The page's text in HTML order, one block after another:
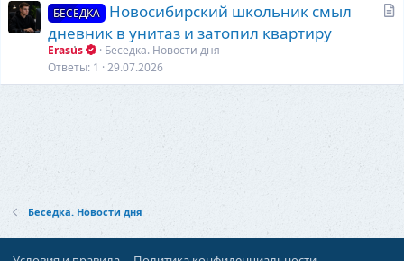
ь
БЕСЕДКА
Новосибирский школьник смыл
дневник в унитаз и затопил квартиру
Erasus
Беседка. Новости дня
Ответы 1 29.07.2026
Беседка. Новости дня